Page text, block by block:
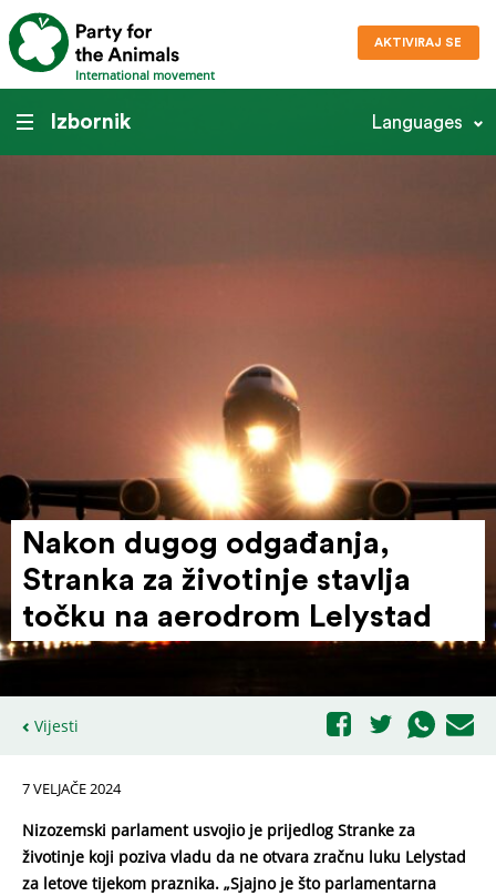
International movement
AKTIVIRAJ SE
Izbornik Languages
Nakon dugog odgađanja,
Stranka za životinje stavlja
točku na aerodrom Lelystad
Vijesti
7 VELJAČE 2024
Nizozemski parlament usvojio je prijedlog Stranke za
životinje koji poziva vladu da ne otvara zračnu luku Lelystad
za letove tijekom praznika. „Sjajno je što parlamentarna